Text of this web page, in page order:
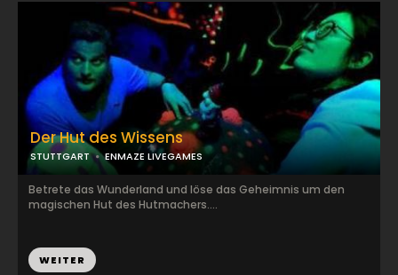
Der Hut des Wissens
STUTTGART ENMAZE LIVEGAMES
Betrete das Wunderland und löse das Geheimnis um den
magischen Hut des Hutmachers....
WEITER